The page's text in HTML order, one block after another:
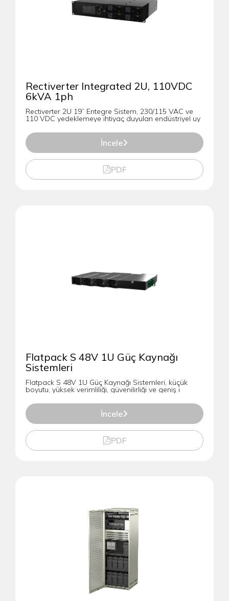
Rectiverter Integrated 2U, 110VDC
6kVA 1ph
Rectiverter 2U 19” Entegre Sistem, 230/115 VAC ve
110 VDC yedeklemeye ihtiyaç duyulan endüstriyel uy
İncele
PDF
Flatpack S 48V 1U Güç Kaynağı
Sistemleri
Flatpack S 48V 1U Güç Kaynağı Sistemleri, küçük
boyutu, yüksek verimliliği, güvenilirliği ve geniş i
İncele
PDF